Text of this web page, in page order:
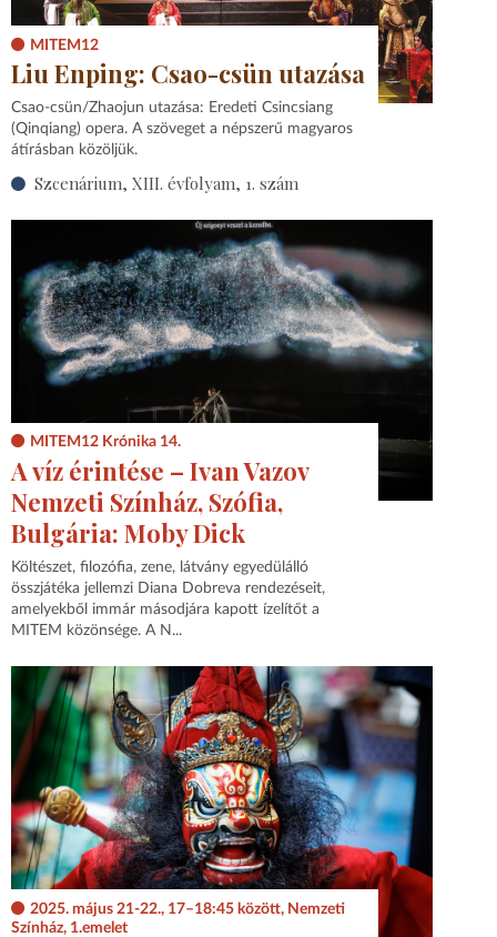
MITEM12
Liu Enping: Csao-csün utazása
Csao-csün/Zhaojun utazása: Eredeti Csincsiang
(Qinqiang) opera. A szöveget a népszerű magyaros
átírásban közöljük.
Szcenárium, XIII. évfolyam, 1. szám
MITEM12 Krónika 14.
A víz érintése – Ivan Vazov
Nemzeti Színház, Szófia,
Bulgária: Moby Dick
Költészet, filozófia, zene, látvány egyedülálló
összjátéka jellemzi Diana Dobreva rendezéseit,
amelyekből immár másodjára kapott ízelítőt a
MITEM közönsége. A N...
2025. május 21-22., 17–18:45 között, Nemzeti
Színház, 1.emelet